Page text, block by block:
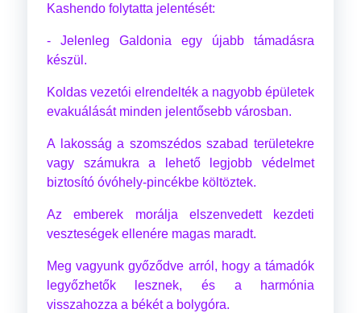
Kashendo folytatta jelentését:
- Jelenleg Galdonia egy újabb támadásra
készül.
Koldas vezetói elrendelték a nagyobb épületek
evakuálását minden jelentősebb városban.
A lakosság a szomszédos szabad területekre
vagy számukra a lehető legjobb védelmet
biztosító óvóhely-pincékbe költöztek.
Az emberek morálja elszenvedett kezdeti
veszteségek ellenére magas maradt.
Meg vagyunk győződve arról, hogy a támadók
legyőzhetők lesznek, és a harmónia
visszahozza a békét a bolygóra.